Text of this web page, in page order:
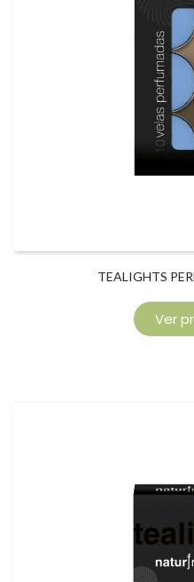
TEALIGHTS
Ver